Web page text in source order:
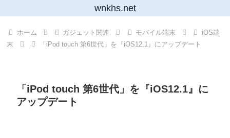
wnkhs.net
ホーム ガジェット関連 モバイル端末
iOS端
末
「iPod touch 第6世代」を『iOS12.1』にアップデート
「iPod touch 第6世代」を『iOS12.1』に
アップデート